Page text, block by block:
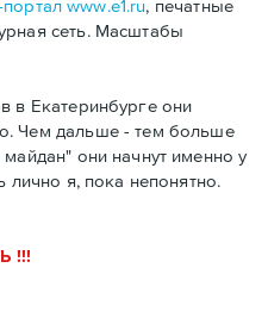
www.e1.ru, печатные
сеть. Масштабы
в Екатеринбурге они
Чем дальше - тем больше
майдан" они начнут именно у
лично я, пока непонятно.
!!!